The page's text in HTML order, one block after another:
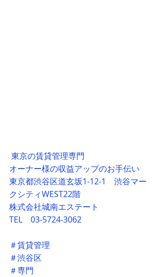
東京の賃貸管理専門
オーナー様の収益アップのお手伝い
東京都渋谷区道玄坂1-12-1　渋谷マー
クシティWEST22階
株式会社城南エステート
TEL　03-5724-3062
＃賃貸管理
＃渋谷区
＃専門